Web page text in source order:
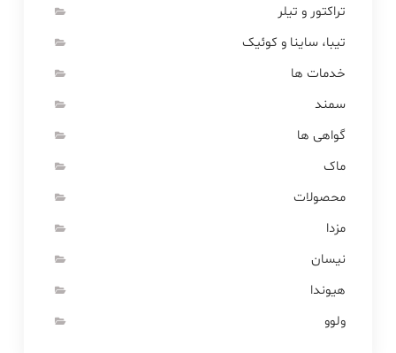
تراکتور و تیلر
تیبا، ساینا و کوئیک
خدمات ها
سمند
گواهی ها
ماک
محصولات
مزدا
نیسان
هیوندا
ولوو